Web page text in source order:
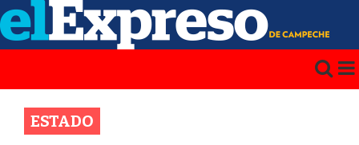
ESTADO